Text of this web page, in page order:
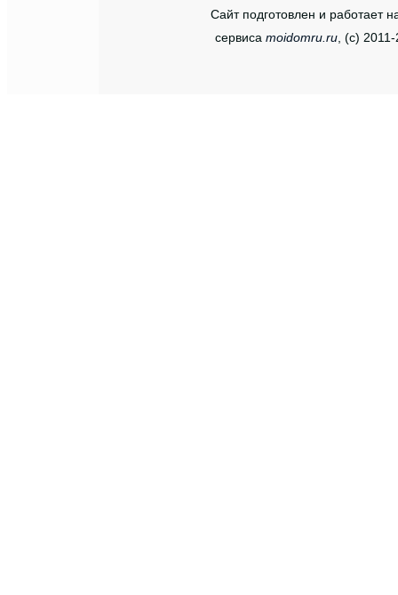
Сайт подготовлен и работает
сервиса moidomru.ru, (c) 2011-